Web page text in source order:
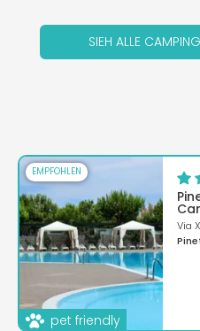
SIEH ALLE
EMPFOHLEN
pet friendly
Via